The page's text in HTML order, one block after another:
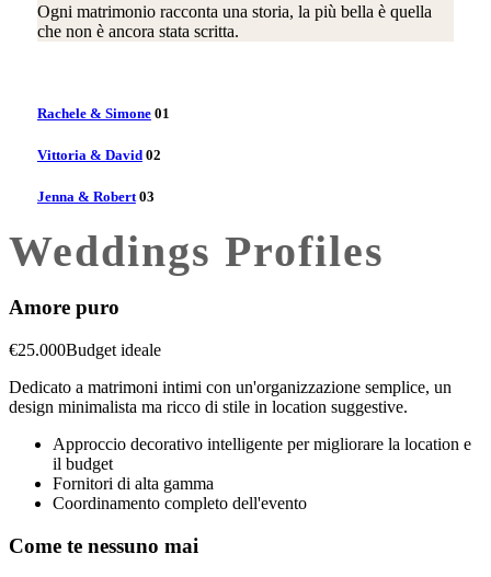
Ogni matrimonio racconta una storia, la più bella è quella
che non è ancora stata scritta.
Rachele & Simone 01
Vittoria & David 02
Jenna & Robert 03
Weddings Profiles
Amore puro
€25.000Budget ideale
Dedicato a matrimoni intimi con un'organizzazione semplice, un
design minimalista ma ricco di stile in location suggestive.
Approccio decorativo intelligente per migliorare la location e
il budget
Fornitori di alta gamma
Coordinamento completo dell'evento
Come te nessuno mai